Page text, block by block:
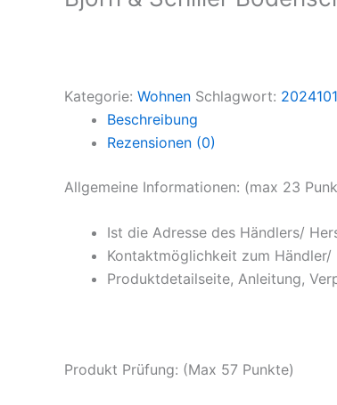
Kategorie: Wohnen Schlagwort:
Beschreibung
Rezensionen (0)
Allgemeine Informationen: (max 23
Ist die Adresse des Händlers/
Kontaktmöglichkeit zum
Produktdetailseite, Anleitung,
Produkt Prüfung: (Max 57 Punkte)